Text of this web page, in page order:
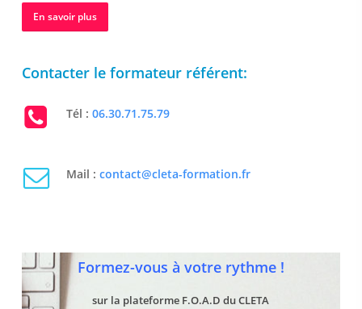
En savoir plus
Contacter le formateur référent:
Tél :06.30.71.75.79
Mail :contact@cleta-formation.fr
Formez-vous à votre rythme !
sur la plateforme F.O.A.D du CLETA